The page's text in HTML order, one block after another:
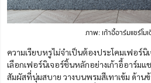
ภาพ: เก้าอี้อาร์มแชร์โม
ความเรียบหรูไม่จำเป็นต้องประโคมเฟอร์นิ
เลือกเฟอร์นิเจอร์ชิ้นหลักอย่างเก้าอี้อาร์ม
สัมผัสที่นุ่มสบาย วางบนพรมสีเทาเข้ม ด้านข้